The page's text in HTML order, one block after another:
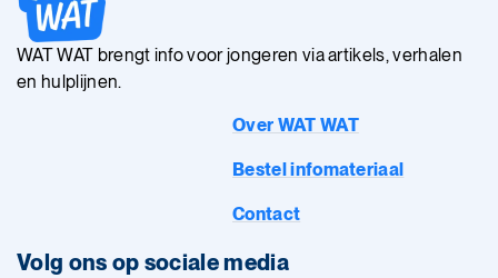
WAT WAT brengt info voor jongeren via artikels, verhalen
en hulplijnen.
Over WAT WAT
Bestel infomateriaal
Contact
Volg ons op sociale media